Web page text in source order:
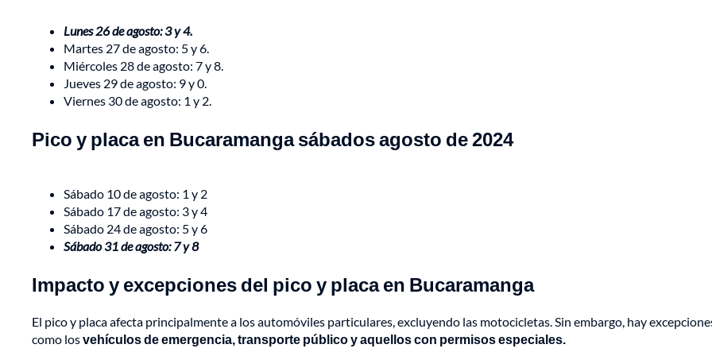
Lunes 26 de agosto: 3 y 4.
Martes 27 de agosto: 5 y 6.
Miércoles 28 de agosto: 7 y 8.
Jueves 29 de agosto: 9 y 0.
Viernes 30 de agosto: 1 y 2.
Pico y placa en Bucaramanga sábados agosto de 2024
Sábado 10 de agosto: 1 y 2
Sábado 17 de agosto: 3 y 4
Sábado 24 de agosto: 5 y 6
Sábado 31 de agosto: 7 y 8
Impacto y excepciones del pico y placa en Bucaramanga
El pico y placa afecta principalmente a los automóviles particulares, excluyendo las motocicletas. Sin embargo, hay
como losvehículos de emergencia, transporte público y aquellos con permisos especiales.